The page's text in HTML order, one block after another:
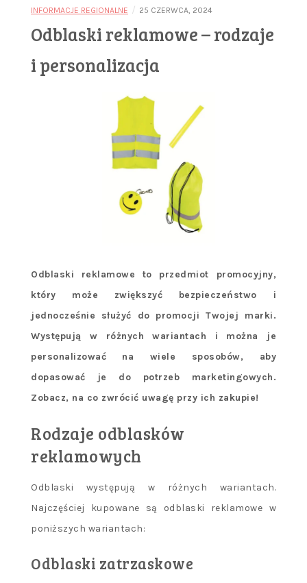
INFORMACJE REGIONALNE / 25 CZERWCA, 2024
Odblaski reklamowe – rodzaje
i personalizacja
Odblaski reklamowe to przedmiot promocyjny,
który może zwiększyć bezpieczeństwo i
jednocześnie służyć do promocji Twojej marki.
Występują w różnych wariantach i można je
personalizować na wiele sposobów, aby
dopasować je do potrzeb marketingowych.
Zobacz, na co zwrócić uwagę przy ich zakupie!
Rodzaje odblasków
reklamowych
Odblaski występują w różnych wariantach.
Najczęściej kupowane są odblaski reklamowe w
poniższych wariantach:
Odblaski zatrzaskowe